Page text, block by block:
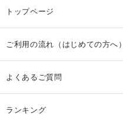
トップページ
ご利用の流れ（はじめての方へ）
よくあるご質問
ランキング